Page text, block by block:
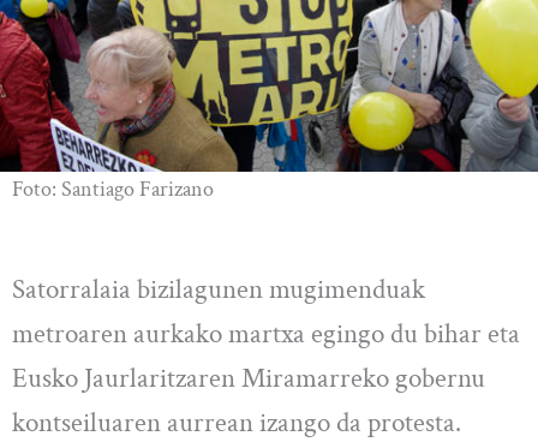
Foto: Santiago Farizano
Satorralaia bizilagunen mugimenduak
metroaren aurkako martxa egingo du bihar eta
Eusko Jaurlaritzaren Miramarreko gobernu
kontseiluaren aurrean izango da protesta.